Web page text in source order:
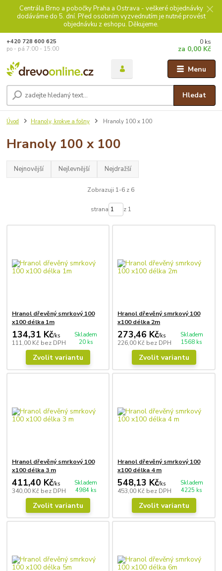
Centrála Brno a pobočky Praha a Ostrava - veškeré objednávky
dodáváme do 5. dní. Před osobním vyzvednutím je nutné provést
objednávku z eshopu. Děkujeme.
Menu
Hledat
+420 728 600 625
po - pá 7:00 - 15:00
0 ks
za 0,00 Kč
Úvod Hranoly, krokve a fošny Hranoly 100 x 100
Hranoly 100 x 100
Nejnovější Nejlevnější Nejdražší
Zobrazuji 1-6 z 6
strana z 1
Hranol dřevěný smrkový 100
x100 délka 1m
134,31 Kč/ks
111,00 Kč bez DPH
Skladem
20 ks
Zvolit variantu
Hranol dřevěný smrkový 100
x100 délka 2m
273,46 Kč/ks
226,00 Kč bez DPH
Skladem
1568 ks
Zvolit variantu
Hranol dřevěný smrkový 100
x100 délka 3 m
411,40 Kč/ks
340,00 Kč bez DPH
Skladem
4984 ks
Zvolit variantu
Hranol dřevěný smrkový 100
x100 délka 4 m
548,13 Kč/ks
453,00 Kč bez DPH
Skladem
4225 ks
Zvolit variantu